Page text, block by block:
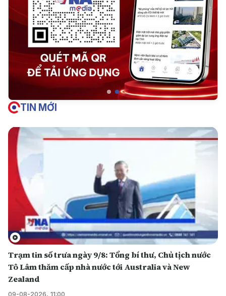
TIN MỚI
Trạm tin số trưa ngày 9/8: Tổng bí thư, Chủ tịch nước
Tô Lâm thăm cấp nhà nước tới Australia và New
Zealand
09-08-2026, 11:00